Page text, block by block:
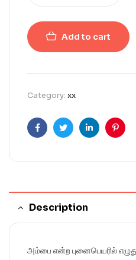
Add to cart
Category: xx
FacebookTwitterLinkedin
Description
அம்பை என்ற புனைபெயரில்